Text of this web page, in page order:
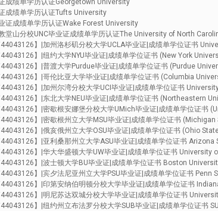
成绩单学历认证Georgetown University
成绩单学历认证Tufts University
证成绩单学历认证Wake Forest University
堂山分校UNC毕业证成绩单学历认证The University of North
】|加州洛杉矶分校大学UCLA毕业证|成绩单学位证书
】|纽约大学NYU毕业证|成绩单学位证书 (New York
】|普渡大学Purdue毕业证|成绩单学位证书 (Purdue
】|哥伦比亚大学毕业证|成绩单学位证书 (Columbia
】|加州尔湾分校大学UCI毕业证|成绩单学位证书
】|东北大学NEU毕业证|成绩单学位证书 (Northeastern
】|密歇根安娜堡分校大学UMich毕业证|成绩单学位证书
】|密歇根州立大学MSU毕业证|成绩单学位证书
】|俄亥俄州立大学OSU毕业证|成绩单学位证书 (Ohio
】|亚利桑那州立大学ASU毕业证|成绩单学位证书 Arizona
】|华大华盛顿大学UW毕业证|成绩单学位证书 University
】|波士顿大学BU毕业证|成绩单学位证书 Boston
】|宾夕法尼亚州立大学PSU毕业证|成绩单学位证书 Penn
】|印第安纳伯明顿分校大学毕业证|成绩单学位证书
】|明尼苏达双城分校大学毕业证|成绩单学位证书
】|纽约州立布法罗分校大学SUB毕业证|成绩单学位证书